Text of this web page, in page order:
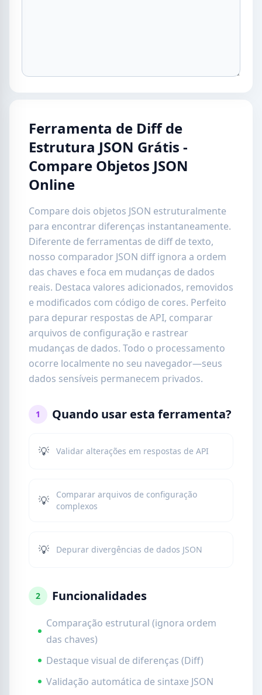
Ferramenta de Diff de
Estrutura JSON Grátis -
Compare Objetos JSON
Online
Compare dois objetos JSON estruturalmente
para encontrar diferenças instantaneamente.
Diferente de ferramentas de diff de texto,
nosso comparador JSON diff ignora a ordem
das chaves e foca em mudanças de dados
reais. Destaca valores adicionados, removidos
e modificados com código de cores. Perfeito
para depurar respostas de API, comparar
arquivos de configuração e rastrear
mudanças de dados. Todo o processamento
ocorre localmente no seu navegador—seus
dados sensíveis permanecem privados.
1 Quando usar esta ferramenta?
💡 Validar alterações em respostas de API
💡
Comparar arquivos de configuração
complexos
💡 Depurar divergências de dados JSON
2 Funcionalidades
Comparação estrutural (ignora ordem
das chaves)
Destaque visual de diferenças (Diff)
Validação automática de sintaxe JSON